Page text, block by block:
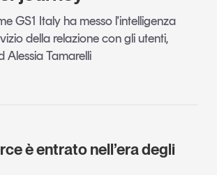
GS1 Italy ha messo l'intelligenza
della relazione con gli utenti,
Alessia Tamarelli
è entrato nell’era degli